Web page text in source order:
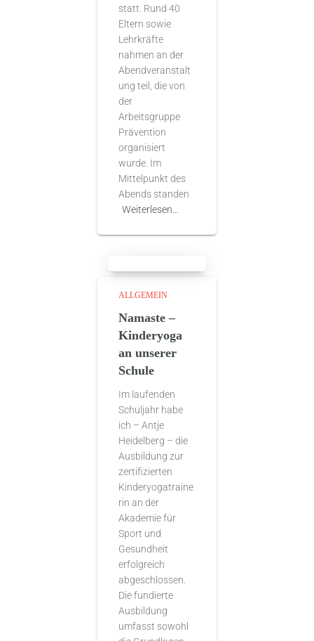
statt. Rund 40
Eltern sowie
Lehrkräfte
nahmen an der
Abendveranstalt
ung teil, die von
der
Arbeitsgruppe
Prävention
organisiert
wurde. Im
Mittelpunkt des
Abends standen
Weiterlesen…
ALLGEMEIN
Namaste –
Kinderyoga
an unserer
Schule
Im laufenden
Schuljahr habe
ich – Antje
Heidelberg – die
Ausbildung zur
zertifizierten
Kinderyogatraine
rin an der
Akademie für
Sport und
Gesundheit
erfolgreich
abgeschlossen.
Die fundierte
Ausbildung
umfasst sowohl